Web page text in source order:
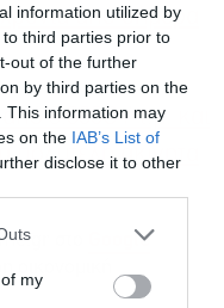
information utilized by
third parties prior to
out of the further
by third parties on the
This information may
on the IAB’s List of
disclose it to other
my
από σήμερα
8.000€ / τ.μ. και
πολυτελή ακίνητα
στο
Google
οικονομική